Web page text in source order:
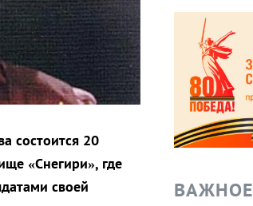
состоится 20
«Снегири», где
своей
ВАЖНОЕ